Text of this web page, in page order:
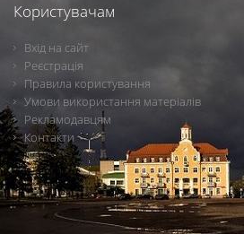
Користувачам
Вхід на сайт
Реєстрація
Правила користування
Умови використання матеріалів
Рекламодавцям
Контакти